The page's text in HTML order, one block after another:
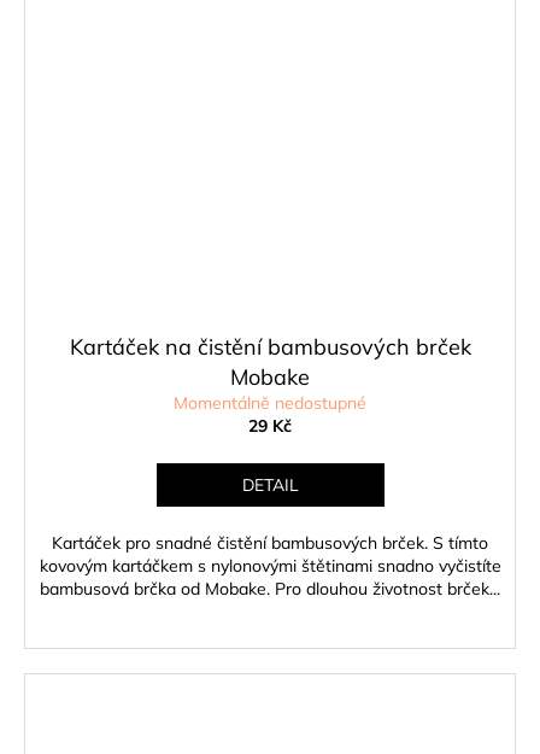
Kartáček na čistění bambusových brček
Mobake
Momentálně nedostupné
29 Kč
DETAIL
Kartáček pro snadné čistění bambusových brček. S tímto
kovovým kartáčkem s nylonovými štětinami snadno vyčistíte
bambusová brčka od Mobake. Pro dlouhou životnost brček...